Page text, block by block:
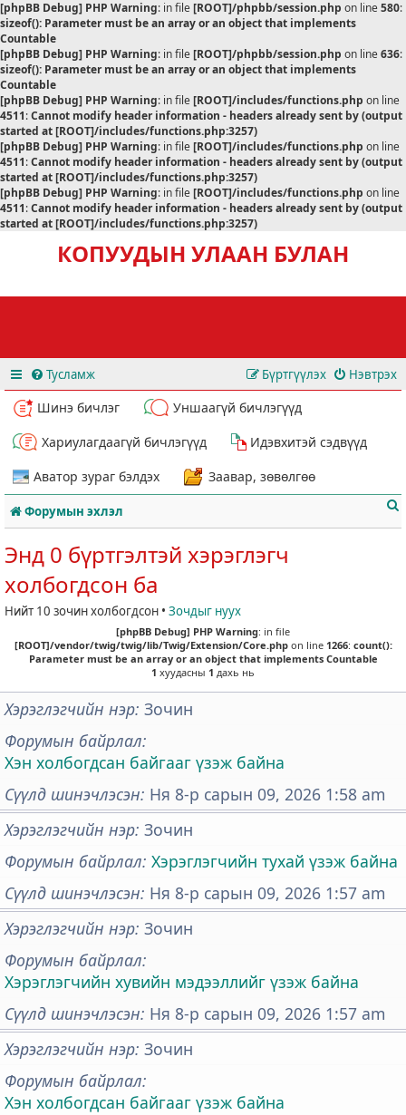
[phpBB Debug] PHP Warning: in file[ROOT]/phpbb/session.php on line580:
sizeof(): Parameter must be an array or an object that implements
Countable
[phpBB Debug] PHP Warning: in file[ROOT]/phpbb/session.php on line636:
sizeof(): Parameter must be an array or an object that implements
Countable
[phpBB Debug] PHP Warning: in file[ROOT]/includes/functions.php on line
4511:Cannot modify header information - headers already sent by (output
started at [ROOT]/includes/functions.php:3257)
[phpBB Debug] PHP Warning: in file[ROOT]/includes/functions.php on line
4511:Cannot modify header information - headers already sent by (output
started at [ROOT]/includes/functions.php:3257)
[phpBB Debug] PHP Warning: in file[ROOT]/includes/functions.php on line
4511:Cannot modify header information - headers already sent by (output
started at [ROOT]/includes/functions.php:3257)
КОПУУДЫН УЛААН БУЛАН
Тусламж Нэвтрэх
Бүртгүүлэх
Шинэ бичлэг
Уншаагүй бичлэгүүд
Хариулагдаагүй бичлэгүүд
Идэвхитэй сэдвүүд
Аватор зураг бэлдэх
Заавар, зөвөлгөө
Форумын эхлэл
Энд 0 бүртгэлтэй хэрэглэгч
холбогдсон ба
Нийт 10 зочин холбогдсон • Зочдыг нуух
[phpBB Debug] PHP Warning: in file
[ROOT]/vendor/twig/twig/lib/Twig/Extension/Core.phpon line 1266: count():
Parameter must be an array or an object that implements Countable
1 хуудасны 1 дахь нь
Хэрэглэгчийн нэр Зочин
Форумын байрлал
Хэн холбогдсан байгааг үзэж байна
Сүүлд шинэчлэсэн Ня 8-р сарын 09, 2026 1:58 am
Хэрэглэгчийн нэр Зочин
Форумын байрлал Хэрэглэгчийн тухай үзэж байна
Сүүлд шинэчлэсэн Ня 8-р сарын 09, 2026 1:57 am
Хэрэглэгчийн нэр Зочин
Форумын байрлал
Хэрэглэгчийн хувийн мэдээллийг үзэж байна
Сүүлд шинэчлэсэн Ня 8-р сарын 09, 2026 1:57 am
Хэрэглэгчийн нэр Зочин
Форумын байрлал
Хэн холбогдсан байгааг үзэж байна